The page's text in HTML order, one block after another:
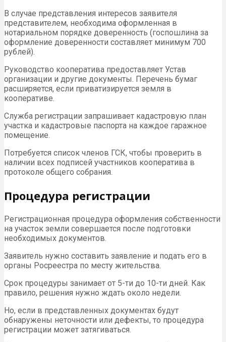
В случае представления интересов заявителя
представителем, необходима оформленная в
нотариальном порядке доверенность (госпошлина за
оформление доверенности составляет минимум 700
рублей).
Руководство кооператива предоставляет Устав
организации и другие документы. Перечень бумаг
расширяется, если приватизируется земля в
кооперативе.
Служба регистрации запрашивает кадастровую план
участка и кадастровые паспорта на каждое гаражное
помещение.
Потребуется список членов ГСК, чтобы проверить в
наличии всех подписей участников кооператива в
протоколе общего собрания.
Процедура регистрации
Регистрационная процедура оформления собственности
на участок земли совершается после подготовки
необходимых документов.
Заявитель нужно составить заявление и подать его в
органы Росреестра по месту жительства.
Срок процедуры занимает от 5-ти до 10-ти дней. Как
правило, решения нужно ждать около недели.
Но, если в представленных документах будут
обнаружены неточности или дефекты, то процедура
регистрации может затягиваться.